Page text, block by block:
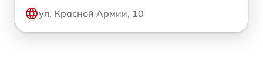
ул. Красной Армии, 10